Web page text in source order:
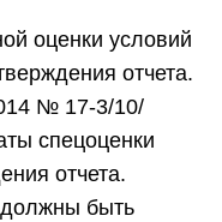
оценки условий
отчета.
№ 17-3/10/
спецоценки
отчета.
должны быть